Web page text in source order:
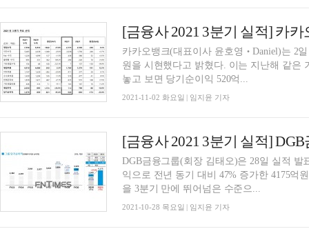
카카오뱅크(대표이사 윤호영‧Daniel)는 2
원을 시현했다고 밝혔다. 이는 지난해 같은
놓고 보면 당기순이익 520억...
2021-11-02 화요일 | 임지윤 기자
DGB금융그룹(회장 김태오)은 28일 실적
익으로 전년 동기 대비 47% 증가한 4175억
을 3분기 만에 뛰어넘은 수준으...
2021-10-28 목요일 | 임지윤 기자